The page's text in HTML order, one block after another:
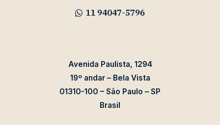
11 94047-5796
Avenida Paulista, 1294
19º andar – Bela Vista
01310-100 – São Paulo – SP
Brasil